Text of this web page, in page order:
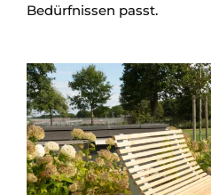
Bedürfnissen passt.